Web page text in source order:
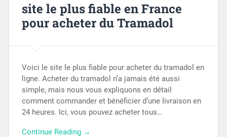
site le plus fiable en France
pour acheter du Tramadol
Voici le site le plus fiable pour acheter du tramadol en
ligne. Acheter du tramadol n’a jamais été aussi
simple, mais nous vous expliquons en détail
comment commander et bénéficier d’une livraison en
24 heures. Ici, vous pouvez acheter tous…
Continue Reading →